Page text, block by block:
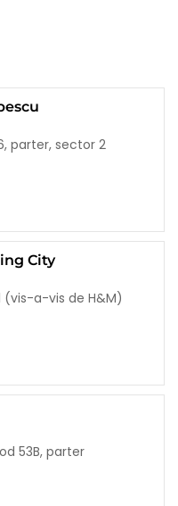
parter, sector 2
City
(vis-a-vis de H&M)
53B, parter